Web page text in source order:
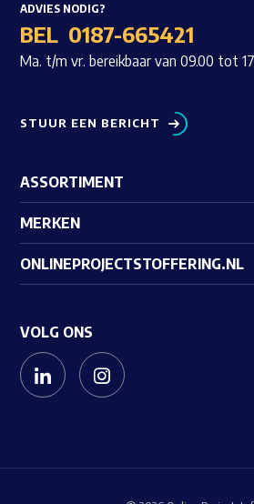
ADVIES NODIG?
BEL 0187-665421
Ma. t/m vr. bereikbaar van 09.00 tot
STUUR EEN BERICHT
ASSORTIMENT
MERKEN
ONLINEPROJECTSTOFFERING.NL
VOLG ONS